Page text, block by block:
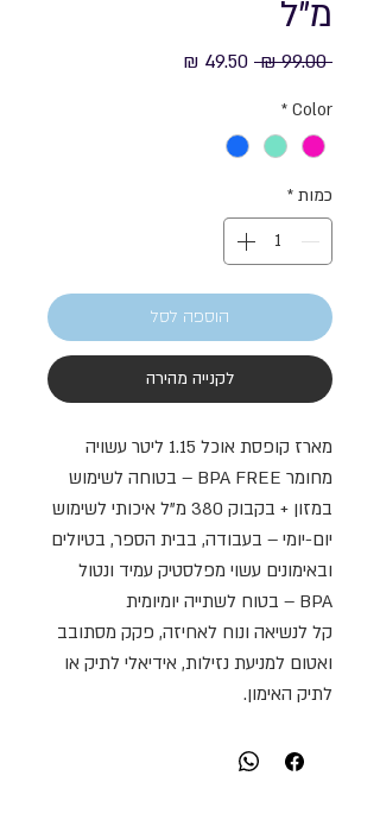
מ"ל
‏99.00 ‏₪
מחיר
Color
*
כמות *
הוספה לסל
לקנייה מהירה
מארז קופסת אוכל 1.15 ליטר עשויה
מחומר BPA FREE – בטוחה לשימוש
במזון + בקבוק 380 מ"ל איכותי לשימוש
יום-יומי – בעבודה, בבית הספר, בטיולים
ובאימונים עשוי מפלסטיק עמיד ונטול
BPA – בטוח לשתייה יומיומית
קל לנשיאה ונוח לאחיזה, פקק מסתובב
ואטום למניעת נזילות, אידיאלי לתיק או
לתיק האימון.